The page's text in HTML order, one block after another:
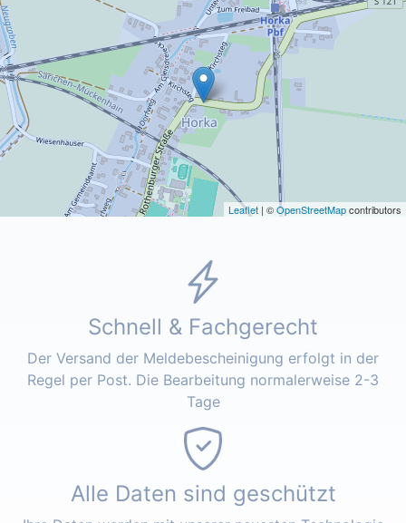
Leaflet | ©OpenStreetMapcontributors
Schnell & Fachgerecht
Der Versand der Meldebescheinigung erfolgt in der
Regel per Post. Die Bearbeitung normalerweise 2-3
Tage
Alle Daten sind geschützt